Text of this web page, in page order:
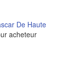
De Haute
acheteur